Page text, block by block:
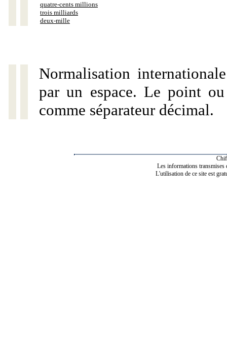
quatre-cents millions
trois milliards
deux-mille
Normalisation
par un espace. Le point
comme séparateur décimal.
Les informations transmises
L'utilisation de ce site est